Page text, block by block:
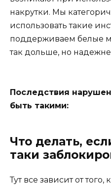
накрутки. Мы
использовать такие
поддерживаем белые
так дольше, но
Последствия
быть такими:
Что делать,
таки
Тут все зависит от